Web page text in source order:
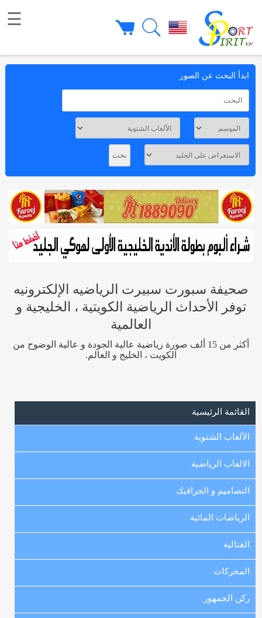
|
☰
ابدأ البحث عن الصور
صحيفة سبورت سبيرت الرياضيه الإلكترونيه
توفر الأحداث الرياضية الكويتية ، الخليجية و
العالمية
أكثر من 15 ألف صورة رياضية عالية الجودة و عالية الوضوح من
الكويت ، الخليج و العالم.
القائمة الرئيسية
الألعاب الشتوية
الالعاب الرياضية
التصاميم و الجرافيك
الرياضات المائية
القتالية
المحركات
ركن الجمهور